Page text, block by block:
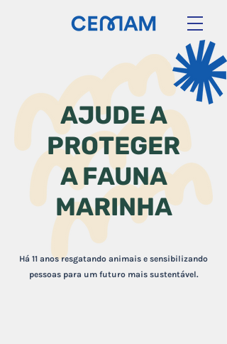
AJUDE A
PROTEGER
A FAUNA
MARINHA
Há 11 anos resgatando animais e sensibilizando
pessoas para um futuro mais sustentável.